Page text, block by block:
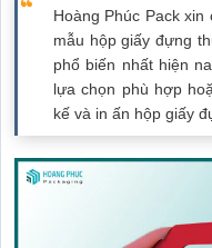
Hoàng Phúc Pack
mẫu hộp giấy đựng
phổ biến nhất hiện
lựa chọn phù hợp
kế và in ấn hộp giấy